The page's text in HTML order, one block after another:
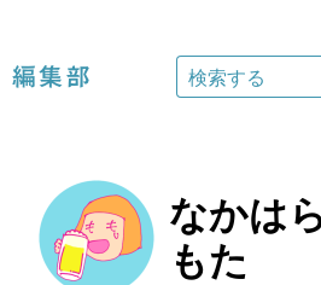
なかは
もた